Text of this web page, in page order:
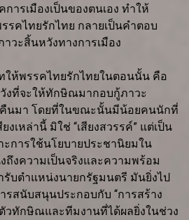
ารเมืองเป็นของตนเอง ทำให้
คไทยรักไทย กลายเป็นคำตอบ
วะสิ้นหวังทางการเมือง
ให้พรรคไทยรักไทยในตอนนั้น คือ
งที่จะให้ทักษิณมากอบกู้ภาวะ
คืนมา โดยที่ในขณะนั้นมีน้อยคนนักที่
เหล่านี้ มิใช่ “เสียงสวรรค์” แต่เป็น
ะการใช้นโยบายประชานิยมใน
งความเป็นจริงและความพร้อม
บตำแหน่งนายกรัฐมนตรี มันยิ่งไป
รสนับสนุนประกอบกับ “การสร้าง
วทักษิณและทีมงานที่ได้ผลยิ่งในช่วง